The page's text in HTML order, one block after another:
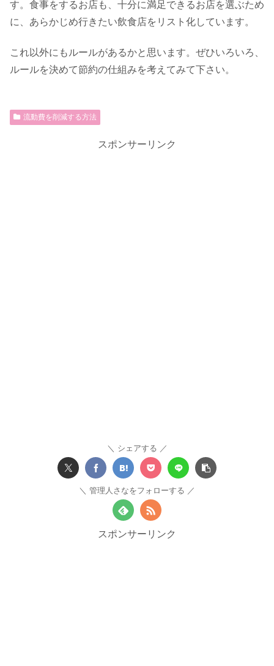
す。食事をするお店も、十分に満足できるお店を選ぶため
に、あらかじめ行きたい飲食店をリスト化しています。
これ以外にもルールがあるかと思います。ぜひいろいろ、
ルールを決めて節約の仕組みを考えてみて下さい。
流動費を削減する方法
スポンサーリンク
シェアする
管理人さなをフォローする
スポンサーリンク